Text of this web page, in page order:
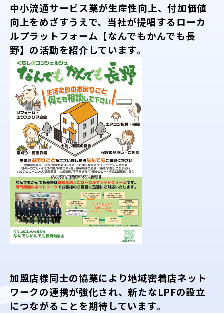
中小流通サービス業が生産性向上、付加価値
向上をめざすうえで、当社が提唱するローカ
ルプラットフォーム【なんでもかんでも長
野】の活動を紹介しています。
加盟店様同士の協業により地域密着店ネット
ワークの連携が強化され、新たなLPFの設立
につながることを期待しています。